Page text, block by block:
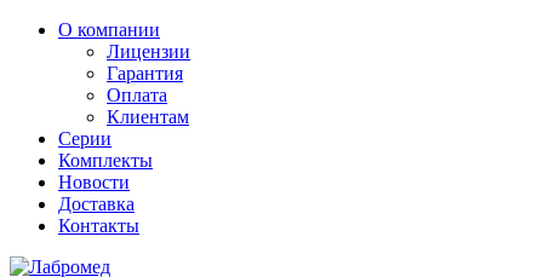
О компании
Лицензии
Гарантия
Оплата
Клиентам
Серии
Комплекты
Новости
Доставка
Контакты